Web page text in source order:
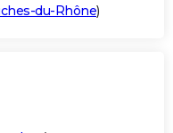
du-Rhône)